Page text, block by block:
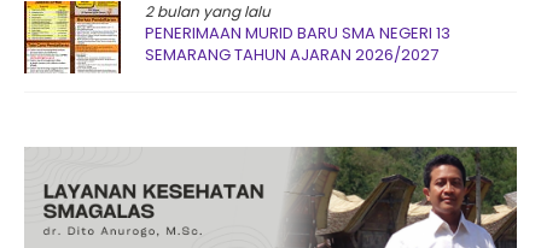
2 bulan yang lalu
PENERIMAAN MURID BARU SMA NEGERI 13
SEMARANG TAHUN AJARAN 2026/2027